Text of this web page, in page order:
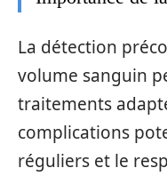
La détection
volume sanguin
traitements
complications
réguliers et le